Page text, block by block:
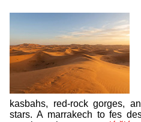
kasbahs, red-rock gorges,
stars. A marrakech to fes